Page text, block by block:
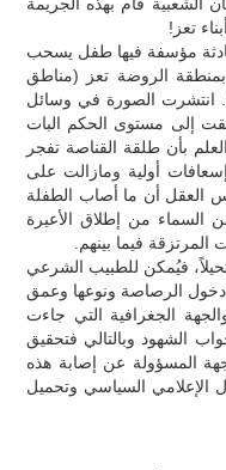
تعز!
مؤسفة فيها طفل يسحب
الروضة تعز (مناطق
انتشرت الصورة في وسائل
إلى مستوى الحكم البات
بأن طلقة القناصة تفجر
أولية ومازالت على
العقل أن ما أصاب الطفلة
من إطلاق الأعيرة
فيما بينهم.
فيُمكن للطبيب الشرعي
الرصاصة ونوعها وعمق
الجغرافية التي جاءت
الشهود وبالتالي فتحقيق
المسؤولة عن إصابة هذه
الإعلامي السياسي وتحميل